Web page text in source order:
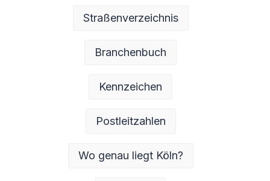
Straßenverzeichnis
Branchenbuch
Kennzeichen
Postleitzahlen
Wo genau liegt Köln?